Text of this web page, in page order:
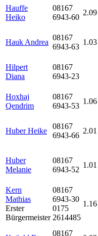
Hauffe
Heiko
08167
6943-60
2.09
Hauk Andrea
08167
6943-63
1.03
Hilpert
Diana
08167
6943-23
Hoxhaj
Qendrim
08167
6943-53
1.06
Huber Heike
08167
6943-66
2.01
Huber
Melanie
08167
6943-52
1.01
Kern
Mathias
Erster
Bürgermeister
08167
6943-30
0175
2614485
1.16
08167